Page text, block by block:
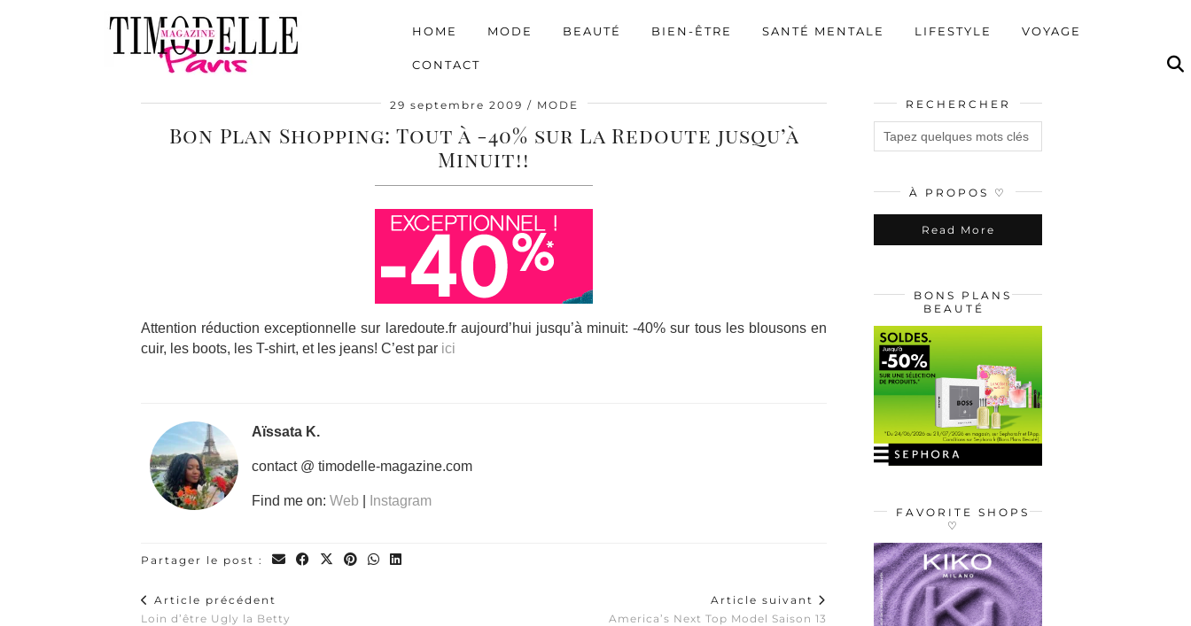
HOME MODE BEAUTÉ BIEN-ÊTRE SANTÉ MENTALE LIFESTYLE VOYAGE
CONTACT
29 septembre 2009 MODE
Bon Plan Shopping: Tout à -40% sur La Redoute jusqu’à
Minuit!!
Attention réduction exceptionnelle sur laredoute.fr aujourd’hui jusqu’à minuit: -40% sur tous les blousons en
cuir, les boots, les T-shirt, et les jeans! C’est par ici
Aïssata K.
contact @ timodelle-magazine.com
Find me on: Web Instagram
Partager le post :
Article précédent
Loin d’être Ugly la Betty
Article suivant
America’s Next Top Model Saison 13
RECHERCHER
À PROPOS ♡
Read More
BONS PLANS
BEAUTÉ
FAVORITE SHOPS
♡